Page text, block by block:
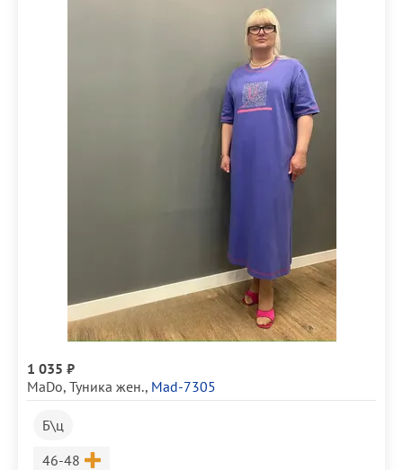
1 035 ₽
MaDo, Туника жен., Mad-7305
Б\ц
Размер
46-48